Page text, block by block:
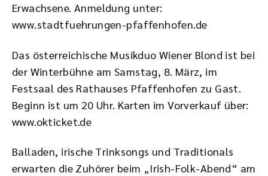
Erwachsene. Anmeldung unter:
www.stadtfuehrungen-pfaffenhofen.de
Das österreichische Musikduo Wiener Blond ist bei
der Winterbühne am Samstag, 8. März, im
Festsaal des Rathauses Pfaffenhofen zu Gast.
Beginn ist um 20 Uhr. Karten im Vorverkauf über:
www.okticket.de
Balladen, irische Trinksongs und Traditionals
erwarten die Zuhörer beim „Irish-Folk-Abend“ am